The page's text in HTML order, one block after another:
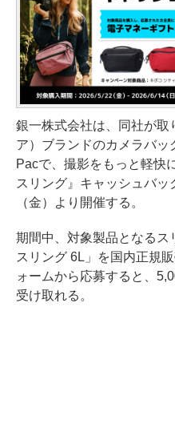
銀一株式会社は、同社が取
ア）ブランドのカメラバ
Pacで、撮影をもっと軽快
スリング』キャッシュバッ
（金）より開催する。
期間中、対象製品となるス
スリング 6L」を国内正規
ォームから応募すると、
受け取れる。